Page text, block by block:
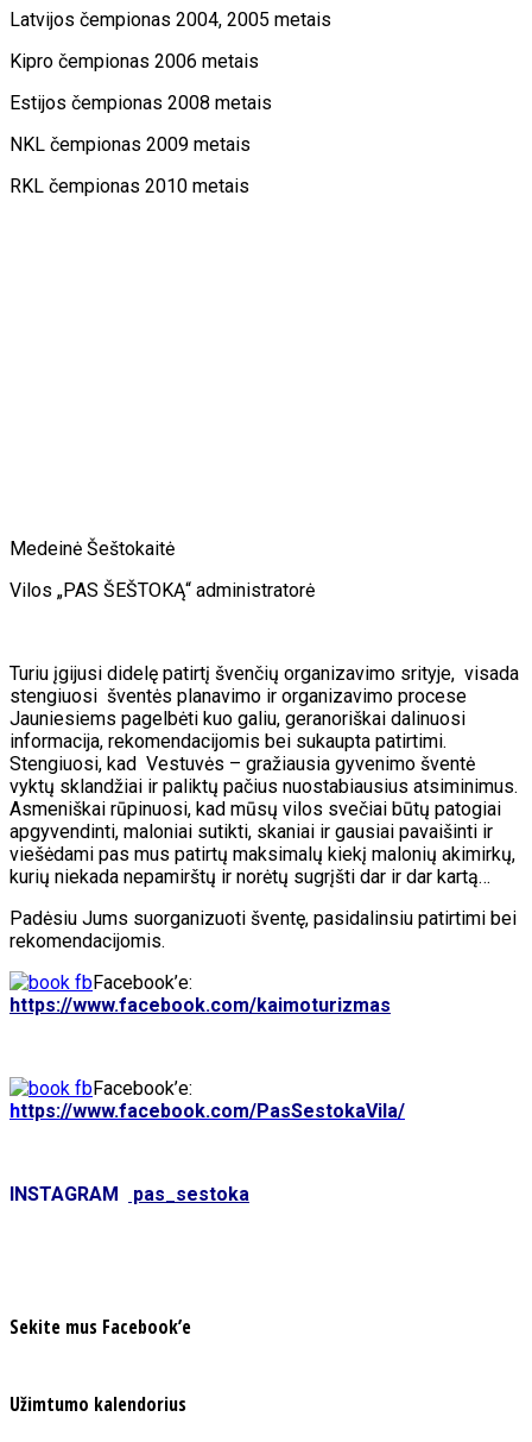
Latvijos čempionas 2004, 2005 metais
Kipro čempionas 2006 metais
Estijos čempionas 2008 metais
NKL čempionas 2009 metais
RKL čempionas 2010 metais
Medeinė Šeštokaitė
Vilos „PAS ŠEŠTOKĄ“ administratorė
Turiu įgijusi didelę patirtį švenčių organizavimo srityje, visada
stengiuosi šventės planavimo ir organizavimo procese
Jauniesiems pagelbėti kuo galiu, geranoriškai dalinuosi
informacija, rekomendacijomis bei sukaupta patirtimi.
Stengiuosi, kad Vestuvės – gražiausia gyvenimo šventė
vyktų sklandžiai ir paliktų pačius nuostabiausius atsiminimus.
Asmeniškai rūpinuosi, kad mūsų vilos svečiai būtų patogiai
apgyvendinti, maloniai sutikti, skaniai ir gausiai pavaišinti ir
viešėdami pas mus patirtų maksimalų kiekį malonių akimirkų,
kurių niekada nepamirštų ir norėtų sugrįšti dar ir dar kartą…
Padėsiu Jums suorganizuoti šventę, pasidalinsiu patirtimi bei
rekomendacijomis.
Facebook’e:
https://www.facebook.com/kaimoturizmas
Facebook’e:
https://www.facebook.com/PasSestokaVila/
INSTAGRAM pas_sestoka
Sekite mus Facebook’e
Užimtumo kalendorius